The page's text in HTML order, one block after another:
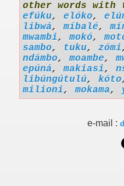
other words with
efúku, elóko,
libwá,míbalé,
mwambi,mokó,
sambo, tuku, zómi
ndámbo,moambe,
epúná,makiasi,
libúngútulú, kóto
milioni,mokama,
e-mail :